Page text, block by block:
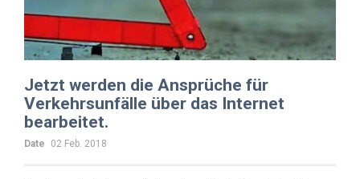
Jetzt werden die Ansprüche für
Verkehrsunfälle über das Internet
bearbeitet.
Date 02 Feb. 2018